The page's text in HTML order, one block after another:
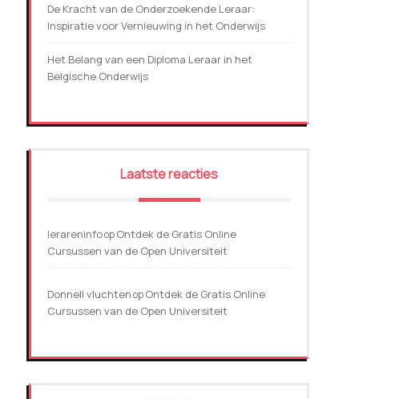
De Kracht van de Onderzoekende Leraar:
Inspiratie voor Vernieuwing in het Onderwijs
Het Belang van een Diploma Leraar in het
Belgische Onderwijs
Laatste reacties
lerareninfoopOntdek de Gratis Online
Cursussen van de Open Universiteit
Donnell vluchtenopOntdek de Gratis Online
Cursussen van de Open Universiteit